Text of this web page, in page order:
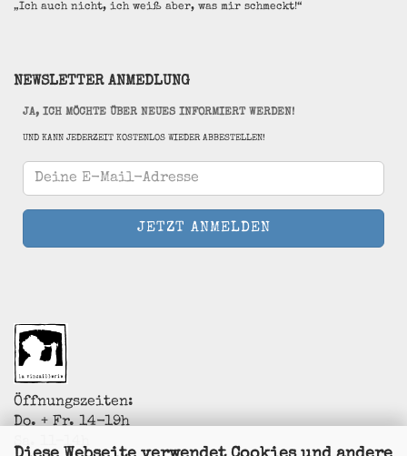
„Ich auch nicht, ich weiß aber, was mir schmeckt!“
NEWSLETTER ANMEDLUNG
JA, ICH MÖCHTE ÜBER NEUES INFORMIERT WERDEN!
UND KANN JEDERZEIT KOSTENLOS WIEDER ABBESTELLEN!
Öffnungszeiten:
Do. + Fr. 14-19h
Sa. 11-14h